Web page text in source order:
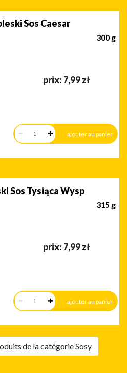
Sos Caesar
300 g
prix: 7,99 zł
Sos Tysiąca Wysp
315 g
prix: 7,99 zł
de la catégorie Sosy